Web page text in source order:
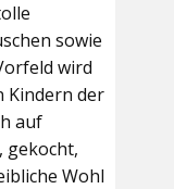
sowie
wird
Kindern der
auf
gekocht,
Wohl